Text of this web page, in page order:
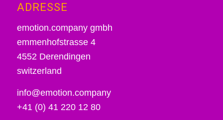
ADRESSE
emotion.company gmbh
emmenhofstrasse 4
4552 Derendingen
switzerland
info@emotion.company
+41 (0) 41 220 12 80